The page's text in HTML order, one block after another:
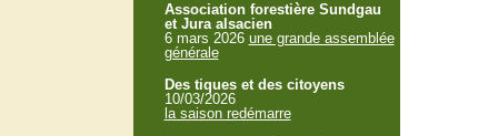
Association forestière Sundgau
et Jura alsacien
6 mars 2026 une grande assemblée
générale
Des tiques et des citoyens
10/03/2026
la saison redémarre